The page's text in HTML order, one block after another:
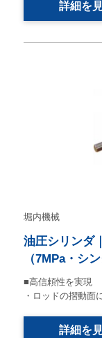
詳細を
堀内機械
油圧シリンダ
（7MPa・シ
■高信頼性を実現
・ロッドの摺動
詳細を